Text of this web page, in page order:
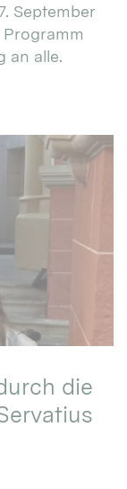
September
an alle.
die